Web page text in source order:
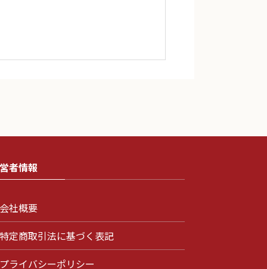
者情報
会社概要
特定商取引法に基づく表記
プライバシーポリシー